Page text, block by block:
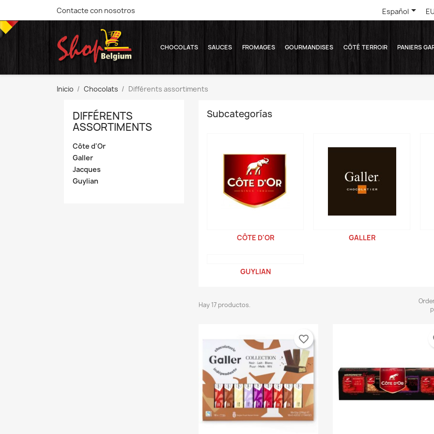
Contacte con nosotros Español
CHOCOLATS SAUCES FROMAGES GOURMANDISES CÔTÉ TERROIR PANIERS
Inicio Chocolats Différents assortiments
DIFFÉRENTS
ASSORTIMENTS
Côte d'Or
Galler
Jacques
Guylian
Subcategorías
CÔTE D'OR GALLER
GUYLIAN
Hay 17 productos.
favorite_border